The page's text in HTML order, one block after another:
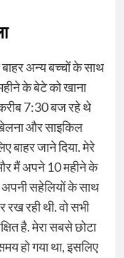
बाहर अन्य बच्चों के साथ
के बेटे को खाना
करीब 7:30 बज रहे थे
और साइकिल
जाने दिया. मेरे
मैं अपने 10 महीने के
सहेलियों के साथ
रही थी. वो सभी
है. मेरा सबसे छोटा
हो गया था, इसलिए